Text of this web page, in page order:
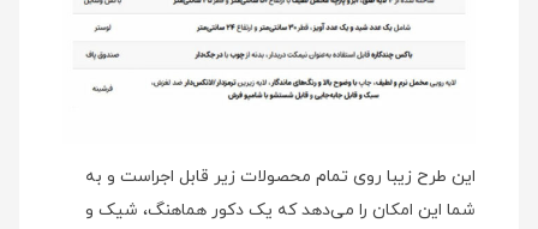
این طرح زیبا روی تمام محصولات زیر قابل اجراست و به
شما این امکان را می‌دهد که یک دکور هماهنگ، شیک و